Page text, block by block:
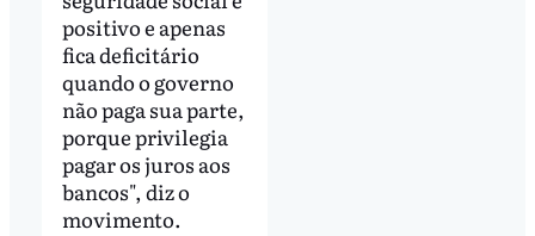
positivo e apenas
fica deficitário
quando o governo
não paga sua parte,
porque privilegia
pagar os juros aos
bancos", diz o
movimento.